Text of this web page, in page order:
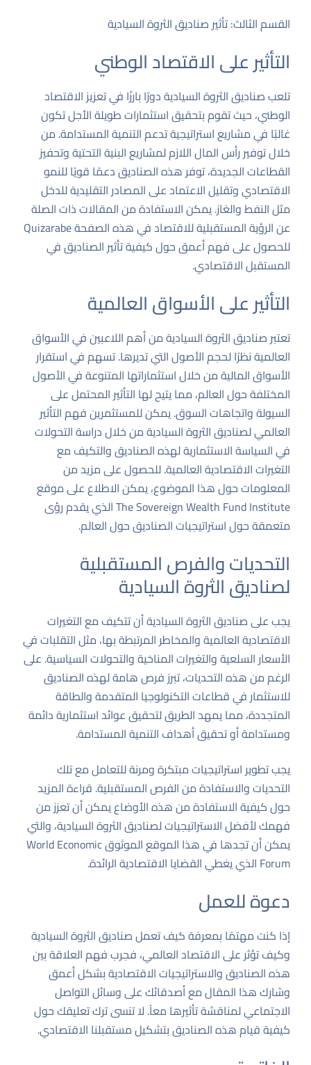
القسم الثالث: تأثير صناديق الثروة السيادية
التأثير على الاقتصاد الوطني
تلعب صناديق الثروة السيادية دورًا بارزًا في تعزيز الاقتصاد
الوطني، حيث تقوم بتحقيق استثمارات طويلة الأجل تكون
غالبًا في مشاريع استراتيجية تدعم التنمية المستدامة. من
خلال توفير رأس المال اللازم لمشاريع البنية التحتية وتحفيز
القطاعات الجديدة، توفر هذه الصناديق دعمًا قويًا للنمو
الاقتصادي وتقليل الاعتماد على المصادر التقليدية للدخل
مثل النفط والغاز. يمكن الاستفادة من المقالات ذات الصلة
عن الرؤية المستقبلية للاقتصاد في هذه الصفحةQuizarabe
للحصول على فهم أعمق حول كيفية تأثير الصناديق في
المستقبل الاقتصادي.
التأثير على الأسواق العالمية
تعتبر صناديق الثروة السيادية من أهم اللاعبين في الأسواق
العالمية نظرًا لحجم الأصول التي تديرها. تسهم في استقرار
الأسواق المالية من خلال استثماراتها المتنوعة في الأصول
المختلفة حول العالم، مما يتيح لها التأثير المحتمل على
السيولة واتجاهات السوق. يمكن للمستثمرين فهم التأثير
العالمي لصناديق الثروة السيادية من خلال دراسة التحولات
في السياسة الاستثمارية لهذه الصناديق والتكيف مع
التغيرات الاقتصادية العالمية. للحصول على مزيد من
المعلومات حول هذا الموضوع، يمكن الاطلاع على موقع
The Sovereign Wealth Fund Instituteالذي يقدم رؤى
متعمقة حول استراتيجيات الصناديق حول العالم.
التحديات والفرص المستقبلية
لصناديق الثروة السيادية
يجب على صناديق الثروة السيادية أن تتكيف مع التغيرات
الاقتصادية العالمية والمخاطر المرتبطة بها، مثل التقلبات في
الأسعار السلعية والتغيرات المناخية والتحولات السياسية. على
الرغم من هذه التحديات، تبرز فرص هامة لهذه الصناديق
للاستثمار في قطاعات التكنولوجيا المتقدمة والطاقة
المتجددة، مما يمهد الطريق لتحقيق عوائد استثمارية دائمة
ومستدامة أو تحقيق أهداف التنمية المستدامة.
يجب تطوير استراتيجيات مبتكرة ومرنة للتعامل مع تلك
التحديات والاستفادة من الفرص المستقبلية. قراءة المزيد
حول كيفية الاستفادة من هذه الأوضاع يمكن أن تعزز من
فهمك لأفضل الاستراتيجيات لصناديق الثروة السيادية، والتي
يمكن أن تجدها في هذا الموقع الموثوقWorld Economic
Forum الذي يغطي القضايا الاقتصادية الرائدة.
دعوة للعمل
إذا كنت مهتمًا بمعرفة كيف تعمل صناديق الثروة السيادية
وكيف تؤثر على الاقتصاد العالمي، فجرب فهم العلاقة بين
هذه الصناديق والاستراتيجيات الاقتصادية بشكل أعمق
وشارك هذا المقال مع أصدقائك على وسائل التواصل
الاجتماعي لمناقشة تأثيرها معاً. لا تنسى ترك تعليقك حول
كيفية قيام هذه الصناديق بتشكيل مستقبلنا الاقتصادي.